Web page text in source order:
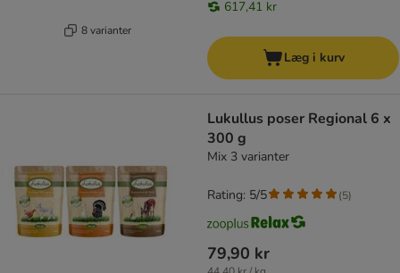
8 varianter
617,41 kr
Læg i kurv
Lukullus poser Regional 6 x
300 g
Mix 3 varianter
79,90 kr
Rating: 5/5 (5)